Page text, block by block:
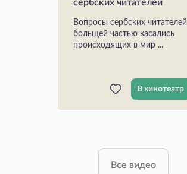
сербских читателей
Вопросы сербских читателей
больщей частью касались
происходящих в мир ...
В кинотеатр
Все видео